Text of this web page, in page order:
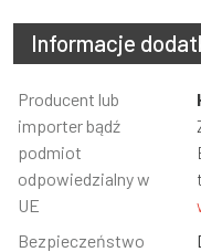
Informacje
Informacja
Wartość
Producent lub
importer bądź
podmiot
odpowiedzialny w
UE
Bezpieczeństwo